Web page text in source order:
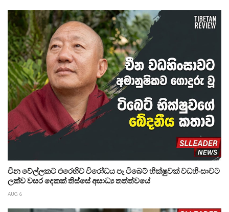
චීන වේල්ලකට එරෙහිව විරෝධය පෑ ටිබෙට් භික්ෂුවක් වධහිංසාවට
ලක්ව වසර දෙකක් තිස්සේ අසාධ්‍ය තත්ත්වයේ
AUG 6